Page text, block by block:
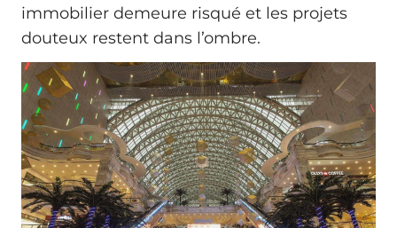
immobilier demeure risqué et les projets
douteux restent dans l’ombre.